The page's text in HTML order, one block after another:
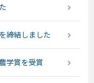
締結しました
学賞を受賞